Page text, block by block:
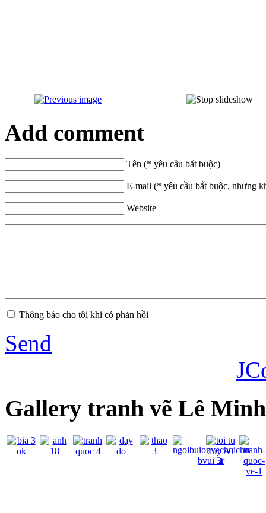
Add comment
Tên (* yêu cầu bắt buộc)
E-mail (* yêu cầu bắt buộc, nhưng
Website
Thông báo cho tôi khi có phản hồi
Send
Gallery tranh vẽ Lê